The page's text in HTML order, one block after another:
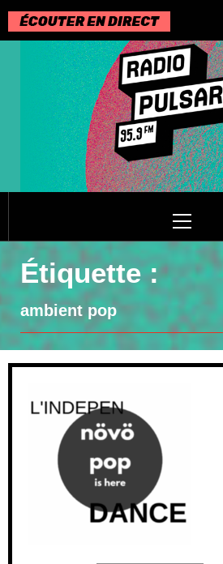
Passer
au
contenu
principal
Étiquette :
ambient pop